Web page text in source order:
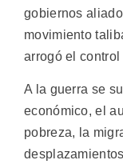
gobiernos
movimiento
arrogó el
A la guerra se
económico, el
pobreza, la